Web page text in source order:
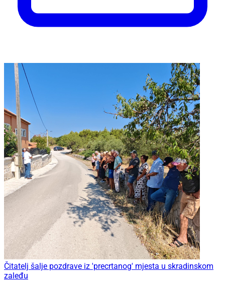
Čitatelj šalje pozdrave iz 'precrtanog' mjesta u skradinskom
zaleđu